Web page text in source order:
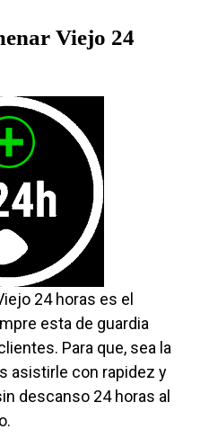
Viejo 24
24 horas es el
esta de guardia
Para que, sea la
asistirle con rapidez y
descanso 24 horas al